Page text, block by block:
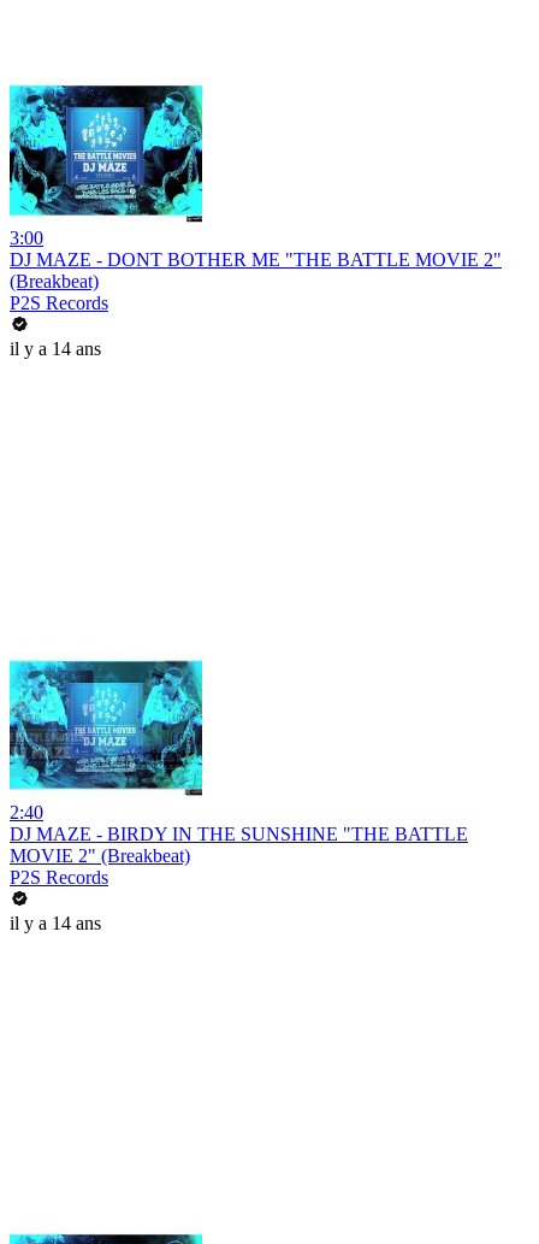
3:00
DJ MAZE - DONT BOTHER ME "THE BATTLE MOVIE 2"
(Breakbeat)
P2S Records
il y a 14 ans
2:40
DJ MAZE - BIRDY IN THE SUNSHINE "THE BATTLE
MOVIE 2" (Breakbeat)
P2S Records
il y a 14 ans